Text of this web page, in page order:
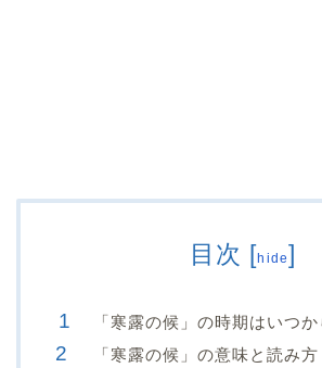
目次 [hide]
「寒露の候」の時期はいつ
「寒露の候」の意味と読み方